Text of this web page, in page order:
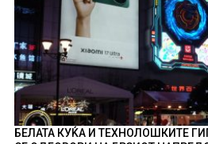
БЕЛАТА КУЌА И ТЕХНОЛОШКИТЕ